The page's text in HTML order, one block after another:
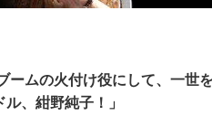
ームの火付け役にして、一世を
ル、紺野純子！」